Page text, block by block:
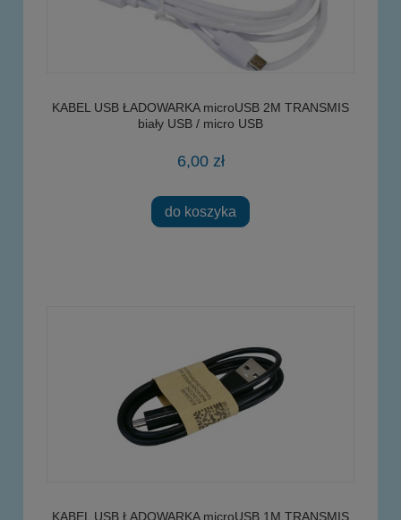
KABEL USB ŁADOWARKA microUSB 2M TRANSMIS
biały USB / micro USB
6,00 zł
do koszyka
KABEL USB ŁADOWARKA microUSB 1M TRANSMIS